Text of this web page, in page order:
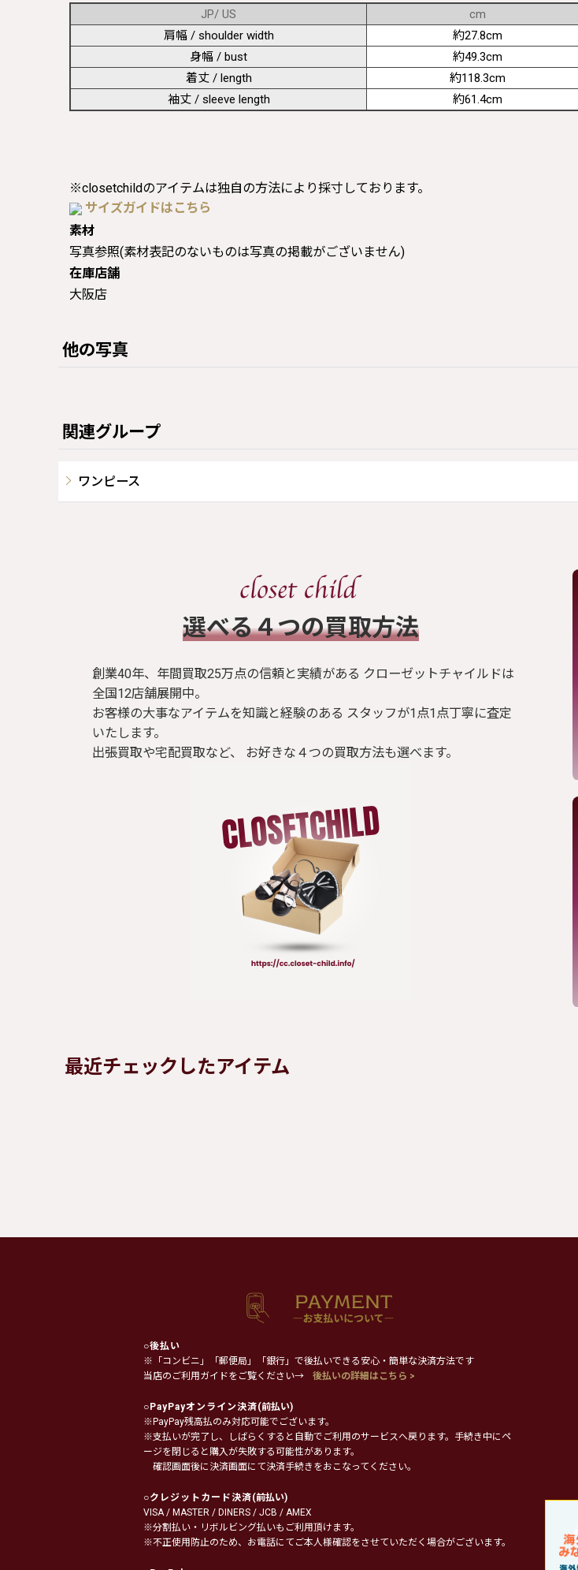
JP/ US cm
肩幅 / shoulder width
約27.8cm
身幅 / bust
約49.3cm
着丈 / length
約118.3cm
袖丈 / sleeve length
約61.4cm
※closetchildのアイテムは独自の方法により採寸しております。
サイズガイドはこちら
素材
写真参照(素材表記のないものは写真の掲載がございません)
在庫店舗
大阪店
他の写真
関連グループ
ワンピース
​選べる４つの買取方法
創業40年、年間買取25万点の信頼と実績がある クローゼットチャイルドは
全国12店舗展開中。
お客様の大事なアイテムを知識と経験のある スタッフが1点1点丁寧に査定
いたします。
出張買取や宅配買取など、 お好きな４つの買取方法も選べます。
最近チェックしたアイテム
○後払い
※「コンビニ」「郵便局」「銀行」で後払いできる安心・簡単な決済方法です
当店のご利用ガイドをご覧ください→
後払いの詳細はこちら >
○PayPayオンライン決済(前払い)
※PayPay残高払のみ対応可能でございます。
※支払いが完了し、しばらくすると自動でご利用のサービスへ戻ります。手続き中にペ
ージを閉じると購入が失敗する可能性があります。
確認画面後に決済画面にて決済手続きをおこなってください。
○クレジットカード決済(前払い)
VISA / MASTER / DINERS / JCB / AMEX
※分割払い・リボルビング払いもご利用頂けます。
※不正使用防止のため、お電話にてご本人様確認をさせていただく場合がございます。